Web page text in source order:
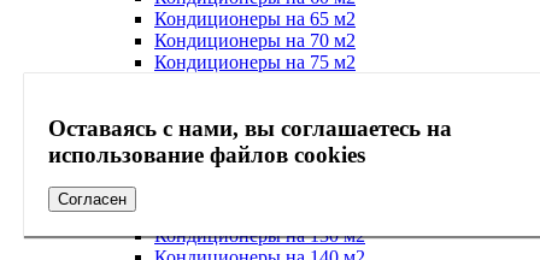
Оставаясь с нами, вы соглашаетесь на
использование файлов cookies
Согласен
Кондиционеры на 65 м2
Кондиционеры на 70 м2
Кондиционеры на 75 м2
Кондиционеры на 90 м2
Кондиционеры на 95 м2
Кондиционеры на 100 м2
Кондиционеры на 130 м2